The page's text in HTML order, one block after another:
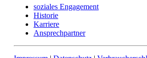
soziales Engagement
Historie
Karriere
Ansprechpartner